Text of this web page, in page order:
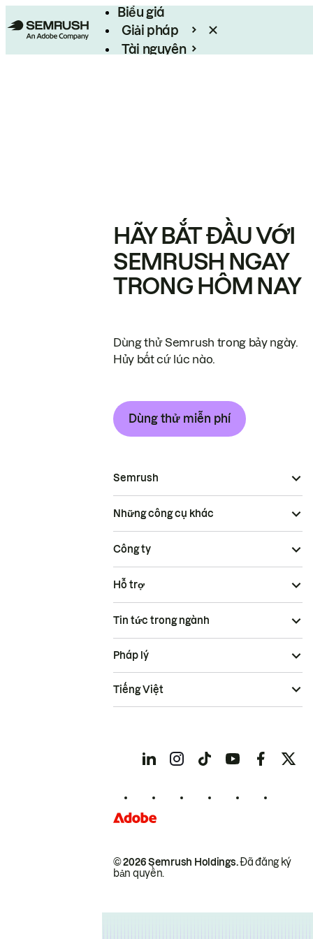
Biểu giá
Giải pháp
Tài nguyên
HÃY BẮT ĐẦU VỚI
SEMRUSH NGAY
TRONG HÔM NAY
Dùng thử Semrush trong bảy ngày.
Hủy bất cứ lúc nào.
Dùng thử miễn phí
Semrush
Những công cụ khác
Công ty
Hỗ trợ
Tin tức trong ngành
© 2026 Semrush Holdings.Đã đăng ký
bản quyền.
Pháp lý
Tiếng Việt